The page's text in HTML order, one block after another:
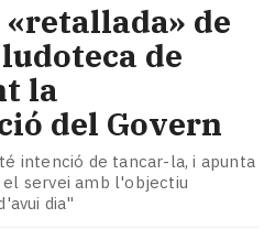
de
de
la
del Govern
intenció de tancar-la, i apunta
servei amb l'objectiu
dia"